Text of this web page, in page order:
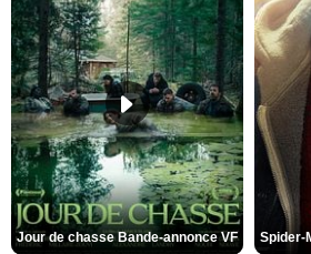
Jour de chasse Bande-annonce VF